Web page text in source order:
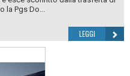
la Pgs Do...
LEGGI